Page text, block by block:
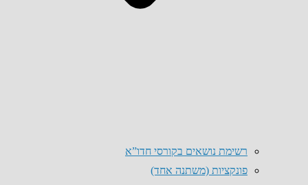
רשימת נושאים בקורסי חדו”א
פונקציות (משתנה אחד)